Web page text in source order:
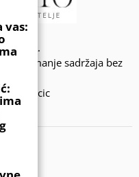
sadržaja bez
SIjercic
vas: